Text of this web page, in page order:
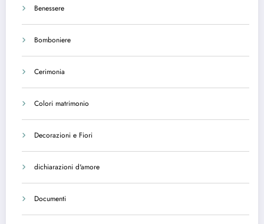
Benessere
Bomboniere
Cerimonia
Colori matrimonio
Decorazioni e Fiori
dichiarazioni d'amore
Documenti